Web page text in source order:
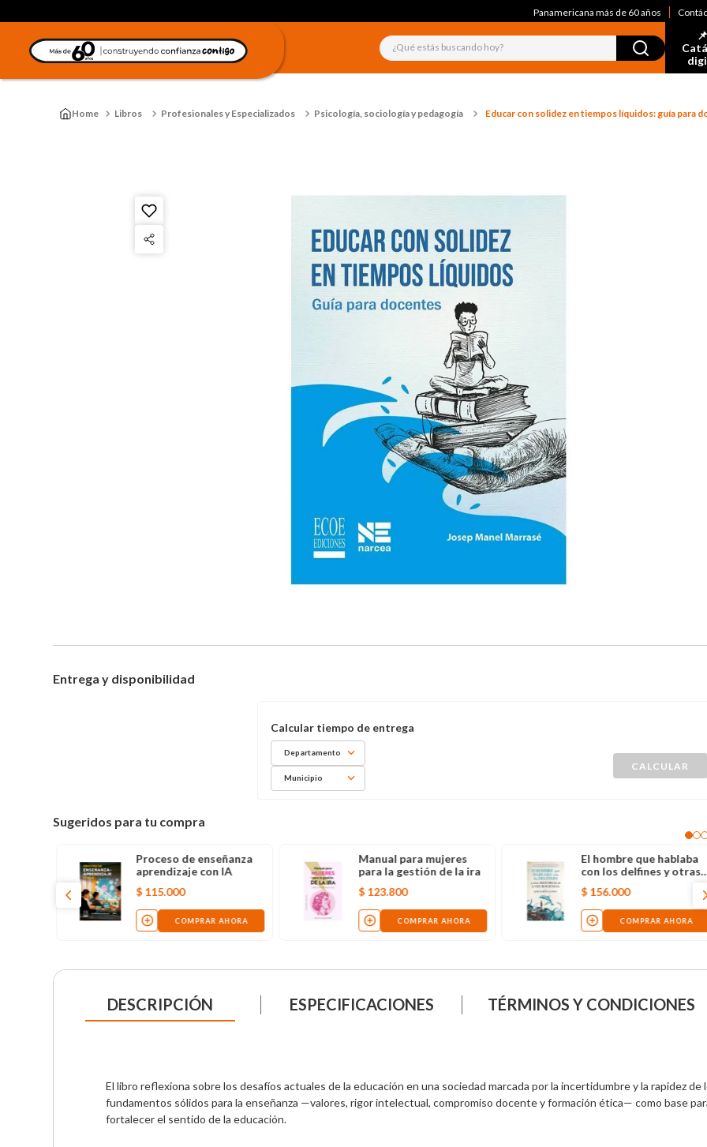
Panamericana más de 60 años
¿Qué estás buscando hoy?
Libros Profesionales y Especializados Psicología, sociología y pedagogía Educar con solidez en tiempos líquidos: guía para
Entrega y disponibilidad
Departamento
Municipio
Sugeridos para tu compra
Proceso de enseñanza
aprendizaje con IA
$ 115.000
COMPRAR AHORA
Manual para mujeres
para la gestión de la ira
$ 123.800
COMPRAR AHORA
El hombre que hablaba
con los delfines y otras
historias de la
neurociencia
$ 156.000
COMPRAR AHORA
DESCRIPCIÓN ESPECIFICACIONES TÉRMINOS Y CONDICIONES
El libro reflexiona sobre los desafíos actuales de la educación en una sociedad marcada por la incertidumbre y la rapidez
fundamentos sólidos para la enseñanza —valores, rigor intelectual, compromiso docente y formación ética— como base
fortalecer el sentido de la educación.